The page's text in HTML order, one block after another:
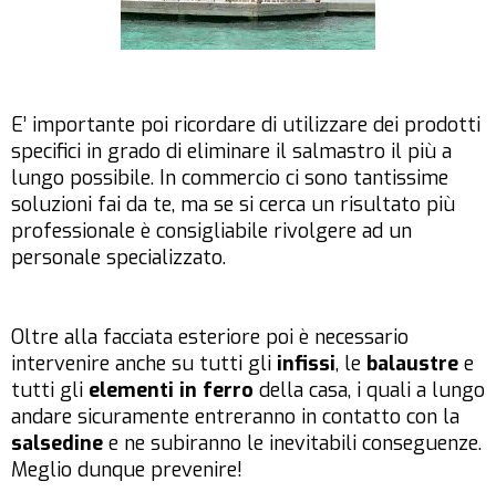
E’ importante poi ricordare di utilizzare dei prodotti
specifici in grado di eliminare il salmastro il più a
lungo possibile. In commercio ci sono tantissime
soluzioni fai da te, ma se si cerca un risultato più
professionale è consigliabile rivolgere ad un
personale specializzato.
Oltre alla facciata esteriore poi è necessario
intervenire anche su tutti gli infissi, le balaustre e
tutti gli elementi in ferro della casa, i quali a lungo
andare sicuramente entreranno in contatto con la
salsedine e ne subiranno le inevitabili conseguenze.
Meglio dunque prevenire!